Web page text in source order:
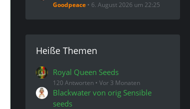
Goodpeace 6. August 2026 um 22:25
Heiße Themen
Royal Queen Seeds
120 Antworten Vor 3 Monaten
Blackwater von orig Sensible
seeds